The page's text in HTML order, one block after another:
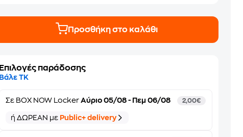
Προσθήκη στο καλάθι
Επιλογές παράδοσης
Βάλε ΤΚ
Σε BOX NOW Locker Αύριο 05/08 - Πεμ 06/08 2,00€
ή ΔΩΡΕΑΝ με Public+ delivery